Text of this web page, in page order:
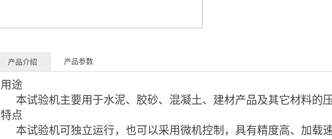
产品介绍 产品参数
用途
本试验机主要用于水泥、胶砂、混凝土、建材产品及其它材料的压
特点
本试验机可独立运行，也可以采用微机控制，具有精度高、加载速